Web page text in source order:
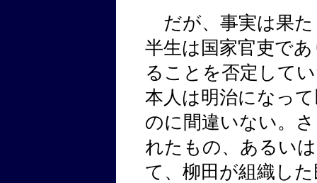
だが、事実は果た
半生は国家官吏で
ることを否定して
本人は明治になっ
のに間違いない。
れたもの、あるい
て、柳田が組織し